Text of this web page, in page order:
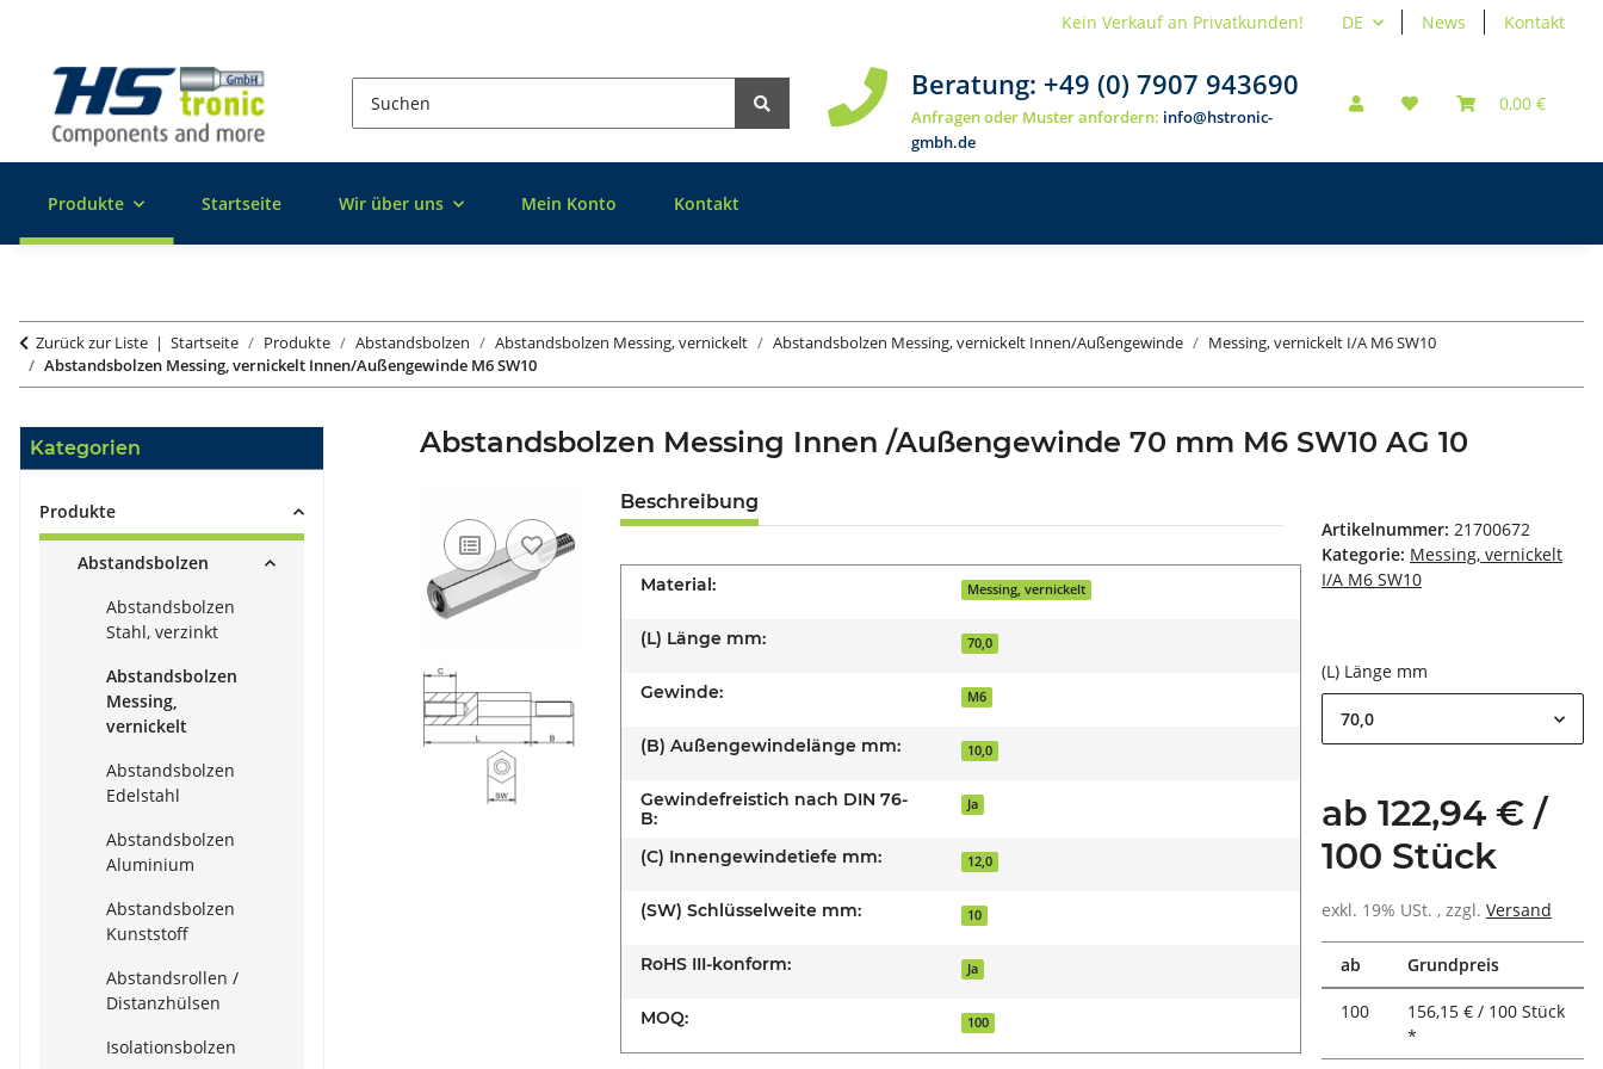
DE News Kontakt
Kein Verkauf an Privatkunden!
Beratung: +49 (0) 7907 943690
Anfragen oder Muster anfordern: info@hstronic-
gmbh.de
0,00 €
Produkte Startseite Wir über uns Mein Konto Kontakt
Zurück zur Liste Startseite Produkte Abstandsbolzen Abstandsbolzen Messing, vernickelt Abstandsbolzen Messing, vernickelt Innen/Außengewinde
Messing, vernickelt I/A M6 SW10
Abstandsbolzen Messing, vernickelt Innen/Außengewinde M6 SW10
Abstandsbolzen Messing Innen /Außengewinde 70 mm M6 SW10 AG 10
Beschreibung
Material: Messing, vernickelt
(L) Länge mm: 70,0
Gewinde: M6
(B) Außengewindelänge mm: 10,0
Gewindefreistich nach DIN 76-
B:
Ja
(C) Innengewindetiefe mm: 12,0
(SW) Schlüsselweite mm: 10
RoHS III-konform: Ja
MOQ: 100
Artikelnummer: 21700672
Kategorie: Messing, vernickelt
I/A M6 SW10
(L) Länge mm
70,0
ab 122,94 € /
100 Stück
exkl. 19% USt. , zzgl. Versand
ab Grundpreis
100
156,15 € / 100 Stück
*
Kategorien
Produkte
Abstandsbolzen
Abstandsbolzen
Stahl, verzinkt
Abstandsbolzen
Messing,
vernickelt
Abstandsbolzen
Edelstahl
Abstandsbolzen
Aluminium
Abstandsbolzen
Kunststoff
Abstandsrollen /
Distanzhülsen
Isolationsbolzen